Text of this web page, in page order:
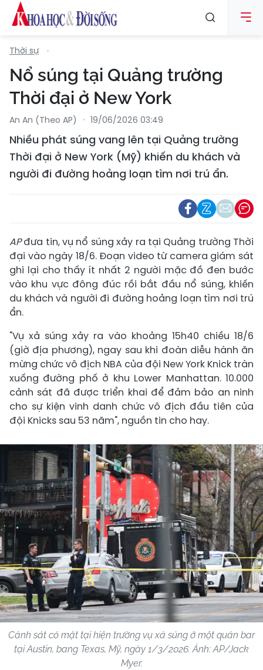
Thời sự
Nổ súng tại Quảng trường
Thời đại ở New York
An An (Theo AP) 19/06/2026 03:49
Nhiều phát súng vang lên tại Quảng trường
Thời đại ở New York (Mỹ) khiến du khách và
người đi đường hoảng loạn tìm nơi trú ẩn.
APđưa tin, vụ nổ súng xảy ra tại Quảng trường Thời
đại vào ngày 18/6. Đoạn video từ camera giám sát
ghi lại cho thấy ít nhất 2 người mặc đồ đen bước
vào khu vực đông đúc rồi bắt đầu nổ súng, khiến
du khách và người đi đường hoảng loạn tìm nơi trú
ẩn.
"Vụ xả súng xảy ra vào khoảng 15h40 chiều 18/6
(giờ địa phương), ngay sau khi đoàn diễu hành ăn
mừng chức vô địch NBA của đội New York Knick tràn
xuống đường phố ở khu Lower Manhattan. 10.000
cảnh sát đã được triển khai để đảm bảo an ninh
cho sự kiện vinh danh chức vô địch đầu tiên của
đội Knicks sau 53 năm", nguồn tin cho hay.
Cảnh sát có mặt tại hiện trường vụ xả súng ở một quán bar
tại Austin, bang Texas, Mỹ, ngày 1/3/2026. Ảnh: AP/Jack
Myer.